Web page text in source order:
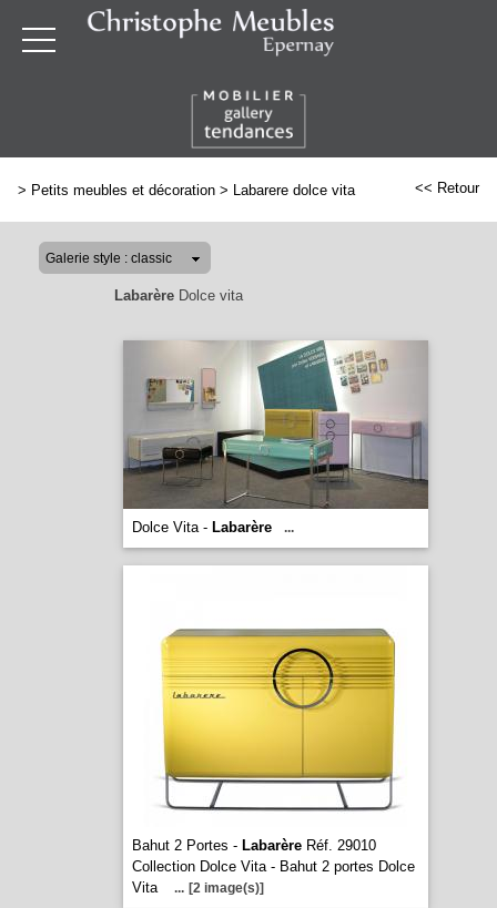
> Petits meubles et décoration > Labarere dolce vita << Retour
LabarèreDolce vita
Dolce Vita - Labarère ...
Bahut 2 Portes - LabarèreRéf. 29010
Collection Dolce Vita - Bahut 2 portes Dolce
Vita
... [2 image(s)]